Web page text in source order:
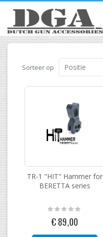
naar
de
inhoud
Sorteer op
TR-1 "HIT" Hammer for
BERETTA series
Rating:
0%
€ 89,00